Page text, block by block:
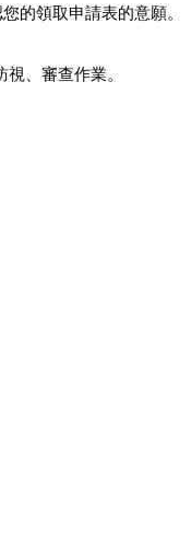
的領取申請表的意願。
、審查作業。